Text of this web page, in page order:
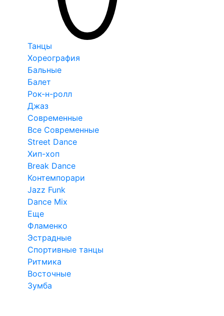
Танцы
Хореография
Бальные
Балет
Рок-н-ролл
Джаз
Современные
Все Современные
Street Dance
Хип-хоп
Break Dance
Контемпорари
Jazz Funk
Dance Mix
Еще
Фламенко
Эстрадные
Спортивные танцы
Ритмика
Восточные
Зумба